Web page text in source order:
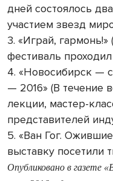
дней состоялось
участием звезд
3. «Играй,
фестиваль проходил
4. «Новосибирск —
— 2016» (В течение
лекции, мастер-
представителей
5. «Ван Гог.
выставку посетили
Опубликовано в газете